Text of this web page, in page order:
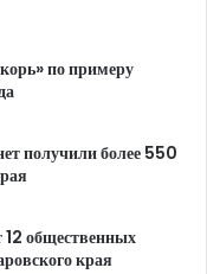
по примеру
получили более 550
12 общественных
края